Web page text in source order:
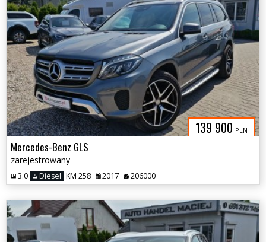
139 900 PLN
Mercedes-Benz GLS
zarejestrowany
3.0 Diesel KM 258 2017 206000